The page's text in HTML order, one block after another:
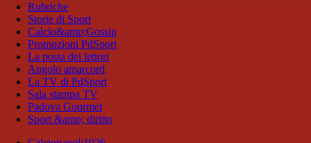
Rubriche
Storie di Sport
Calcio&amp;Gossip
Promozioni PdSport
La posta dei lettori
Angolo amarcord
La TV di PdSport
Sala stampa TV
Padova Gourmet
Sport &amp; diritto